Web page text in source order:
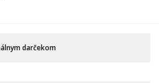
darčekom